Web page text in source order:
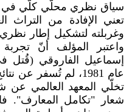
سياق نظري محلّي كلّي في
تعني الإفادة من التراث
وغربلته لتشكيل إطار
واعتبر المؤلف أنّ
عام 1981، لم تُسفر
تخلّي المعهد العالمي عن
شعار "تكامل المعارف".